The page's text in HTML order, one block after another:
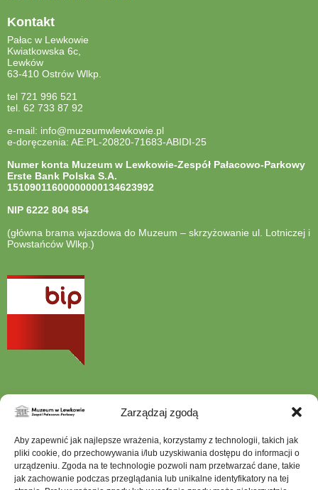
Zarządzaj zgodą
Aby zapewnić jak najlepsze wrażenia, korzystamy z technologii, takich jak
pliki cookie, do przechowywania i/lub uzyskiwania dostępu do informacji o
urządzeniu. Zgoda na te technologie pozwoli nam przetwarzać dane, takie
jak zachowanie podczas przeglądania lub unikalne identyfikatory na tej
Kontakt
Pałac w Lewkowie
Kwiatkowska 6c,
Lewków
63-410 Ostrów Wlkp.
tel 721 996 521
tel. 62 733 87 92
e-mail: info@muzeumwlewkowie.pl
e-doręczenia: AE:PL-20820-71683-ABIDI-25
Numer konta Muzeum w Lewkowie-Zespół Pałacowo-Parkowy
Erste Bank Polska S.A.
15109011600000000134623992
NIP 6222 804 854
(główna brama wjazdowa do Muzeum – skrzyżowanie ul. Lotniczej i
Powstańców Wlkp.)
otwiera
nowej
Szukana
fraza